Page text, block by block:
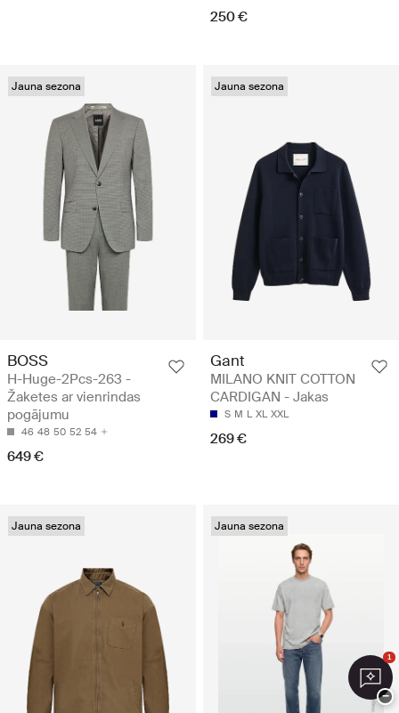
250 €
Jauna sezona
BOSS
H-Huge-2Pcs-263 -
Žaketes ar vienrindas
pogājumu
46 48 50 52 54
649 €
Jauna sezona
Gant
MILANO KNIT COTTON
CARDIGAN - Jakas
S M L XL XXL
269 €
Jauna sezona Jauna sezona
1
−